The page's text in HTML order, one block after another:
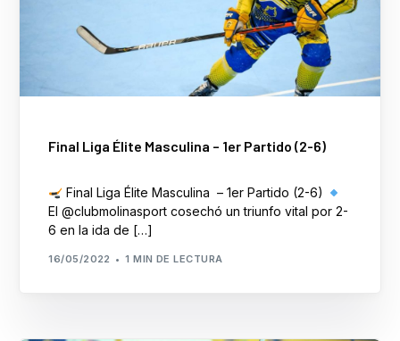
Final Liga Élite Masculina – 1er Partido (2-6)
Final Liga Élite Masculina – 1er Partido (2-6)
El @clubmolinasport cosechó un triunfo vital por 2-
6 en la ida de […]
16/05/2022 1 MIN DE LECTURA